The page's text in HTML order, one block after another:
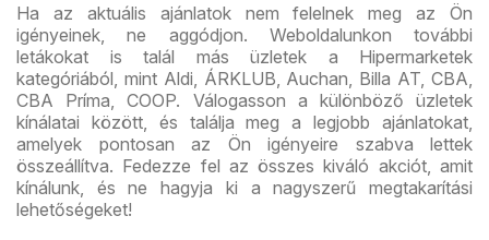
Ha az aktuális ajánlatok nem felelnek meg az Ön
igényeinek, ne aggódjon. Weboldalunkon további
letákokat is talál más üzletek a Hipermarketek
kategóriából, mint Aldi, ÁRKLUB, Auchan, Billa AT, CBA,
CBA Príma, COOP. Válogasson a különböző üzletek
kínálatai között, és találja meg a legjobb ajánlatokat,
amelyek pontosan az Ön igényeire szabva lettek
összeállítva. Fedezze fel az összes kiváló akciót, amit
kínálunk, és ne hagyja ki a nagyszerű megtakarítási
lehetőségeket!